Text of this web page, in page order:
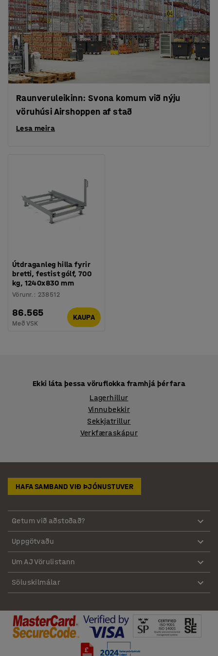
Raunveruleikinn: Svona komum við nýju
vöruhúsi Airshoppen af stað
Lesa meira
Útdraganleg hilla fyrir
bretti, festist gólf, 700
kg, 1240x830 mm
Vörunr. : 238512
86.565
Með VSK
KAUPA
Ekki láta þessa vöruflokka framhjá þér fara
Lagerhillur
Vinnubekkir
Sekkjatrillur
Verkfæraskápur
HAFA SAMBAND VIÐ ÞJÓNUSTUVER
Getum við aðstoðað?
Uppgötvaðu
Um AJ Vörulistann
Söluskilmálar